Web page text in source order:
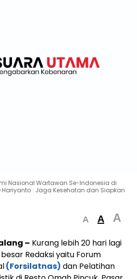
Nasional Wartawan Se-Indonesia di
Hariyanto : Jaga Kesehatan dan Siapkan
A A A
– Kurang lebih 20 hari lagi
Redaksi yaitu Forum
(Forsilatnas) dan Pelatihan